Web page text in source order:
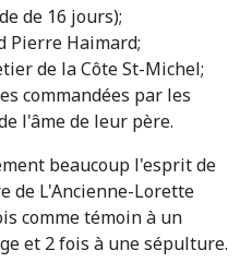
de 16 jours);
Pierre Haimard;
de la Côte St-Michel;
commandées par les
l'âme de leur père.
beaucoup l'esprit de
de L'Ancienne-Lorette
comme témoin à un
et 2 fois à une sépulture.